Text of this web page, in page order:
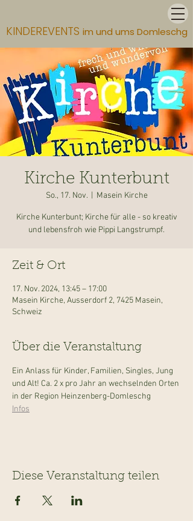
KINDEREVENTS im und ums Domleschg
Kirche Kunterbunt
So., 17. Nov.
  |
Masein Kirche
Kirche Kunterbunt; Kirche für alle - so kreativ
und lebensfroh wie Pippi Langstrumpf.
Zeit & Ort
17. Nov. 2024, 13:45 – 17:00
Masein Kirche, Ausserdorf 2, 7425 Masein,
Schweiz
Über die Veranstaltung
Ein Anlass für Kinder, Familien, Singles, Jung
und Alt! Ca. 2 x pro Jahr an wechselnden Orten
in der Region Heinzenberg-Domleschg
Infos
Diese Veranstaltung teilen